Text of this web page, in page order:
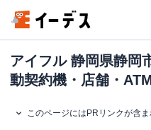
アイフル 静岡県静岡
動契約機・店舗・
このページにはPRリンクが含